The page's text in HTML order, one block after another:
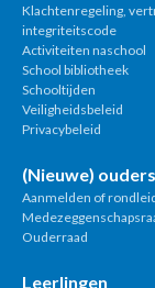
Klachtenregeling,
integriteitscode
Activiteiten naschool
School bibliotheek
Schooltijden
Veiligheidsbeleid
Privacybeleid
(Nieuwe) ouders
Aanmelden of
Ouderraad
Leerlingen